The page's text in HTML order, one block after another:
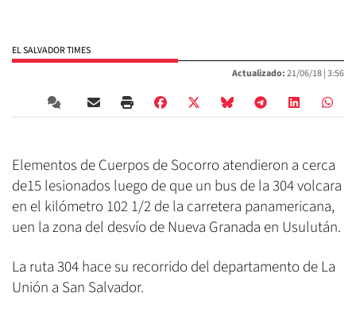
EL SALVADOR TIMES
Actualizado:21/06/18 |3:56
Elementos de Cuerpos de Socorro atendieron a cerca
de15 lesionados luego de que un bus de la 304 volcara
en el kilómetro 102 1/2 de la carretera panamericana,
uen la zona del desvío de Nueva Granada en Usulután.
La ruta 304 hace su recorrido del departamento de La
Unión a San Salvador.